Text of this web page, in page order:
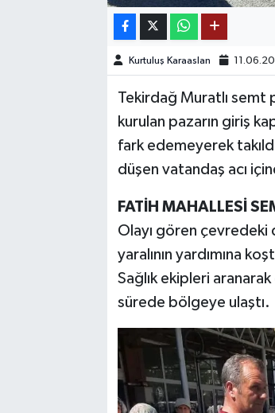
Kurtuluş Karaaslan
Tekirdağ Muratlı semt
kurulan pazarın giriş
fark edemeyerek
düşen vatandaş acı
FATİH MAHALLESİ
Olayı gören çevredeki
yaralının yardımına
Sağlık ekipleri
sürede bölgeye ulaştı.
OTOMOTİV
KÜLTÜR SANAT